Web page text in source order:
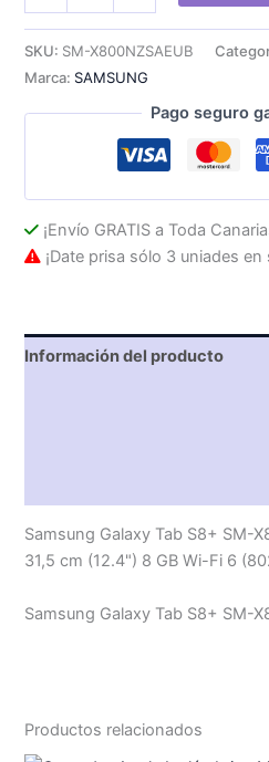
S8+
8Gb
128Gb
SKU: SM-X800NZSAEUB
Marca: SAMSUNG
Pago seguro
¡Envío GRATIS a Toda
¡Date prisa sólo 3 uniades en
Información del producto
Samsung Galaxy Tab S8+ SM-
31,5 cm (12.4") 8 GB Wi-Fi 6
Samsung Galaxy Tab S8+ SM-
Productos relacionados